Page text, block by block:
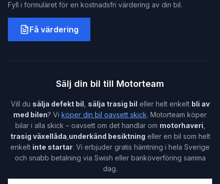
Fyll i formuläret för en kostnadsfri värdering av din bil.
Få värdering
Sälj din bil till Motorteam
Vill du sälja defekt bil sälja trasig bil eller helt enkelt bli av
med bilen? Vi köper din bil oavsett skick. Motorteam köper
bilar i alla skick – oavsett om det handlar om motorhaveri
trasig växellåda underkänd besiktning eller en bil som helt
enkelt inte startar. Vi erbjuder gratis hämtning i hela Sverige
och snabb betalning via Swish eller banköverföring samma
dag.